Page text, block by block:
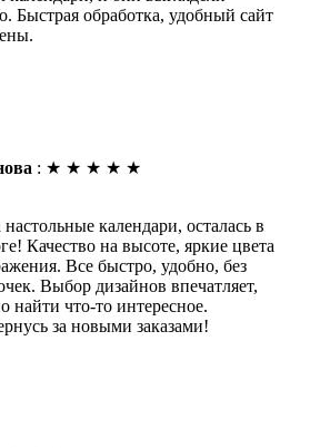
Быстрая обработка, удобный сайт
: ★ ★ ★ ★ ★
настольные календари, осталась в
Качество на высоте, яркие цвета
Все быстро, удобно, без
Выбор дизайнов впечатляет,
найти что-то интересное.
за новыми заказами!